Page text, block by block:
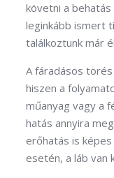
követni a
leginkább ismert
találkoztunk már
A fáradásos
hiszen a
műanyag vagy a
hatás annyira
erőhatás is
esetén, a láb van